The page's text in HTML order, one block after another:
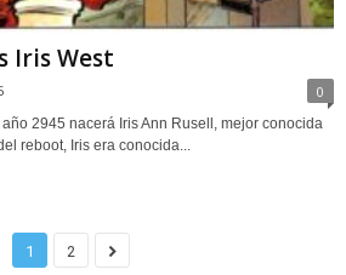
Iris West
0
2945 nacerá Iris Ann Rusell, mejor conocida
reboot, Iris era conocida...
1 2